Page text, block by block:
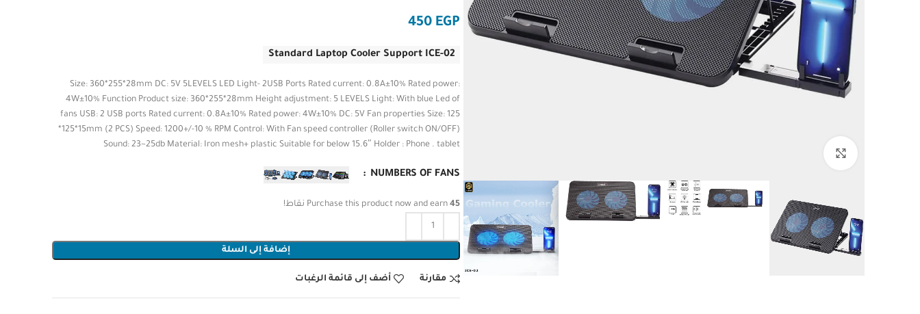
EGP
Standard Laptop Cooler Support ICE-02
Size: 360*255*28mm DC: 5V 5LEVELS LED Light- 2USB Ports Rated current: 0.8A±10% Rated power:
4W±10% Function Product size: 360*255*28mm Height adjustment: 5 LEVELS Light: With blue Led of
fans USB: 2 USB ports Rated current: 0.8A±10% Rated power: 4W±10% DC: 5V Fan properties Size: 125
*125*15mm (2 PCS) Speed: 1200+/-10 % RPM Control: With Fan speed controller (Roller switch ON/OFF)
Sound: 23~25db Material: Iron mesh+ plastic Suitable for below 15.6″ Holder : Phone . tablet
NUMBERS OF FANS
Purchase this product now and earn 45 نقاط!
إضافة إلى السلة
مقارنة أضف إلى قائمة الرغبات